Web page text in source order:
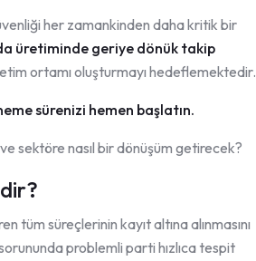
her zamankinden daha kritik bir
üretiminde geriye dönük takip
ortamı oluşturmayı hedeflemektedir.
sürenizi hemen başlatın.
sektöre nasıl bir dönüşüm getirecek?
süreçlerinin kayıt altına alınmasını
problemli parti hızlıca tespit